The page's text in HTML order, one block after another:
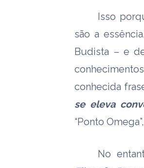
Isso
são a
Budista – e
conhecida
se eleva
“Ponto
No